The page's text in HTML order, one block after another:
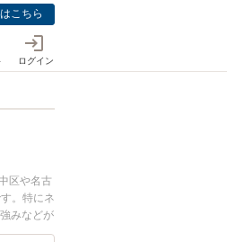
こちら
ログイン
区や名古
。特にネ
みなどが
護士を検